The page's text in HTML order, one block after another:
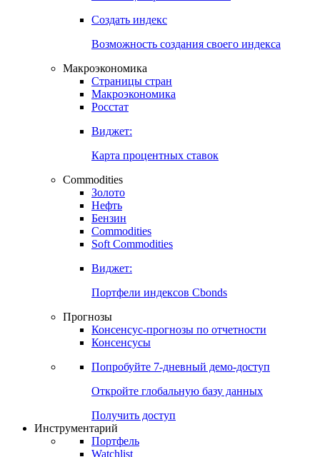
Курсы валют Центральных Банков
Ставки центральных банков
Создать индекс
Возможность создания своего индекса
Страницы стран
Росстат
Виджет:
Карта процентных ставок
Commodities
Золото
Бензин
Soft Commodities
Виджет:
Портфели индексов Cbonds
Прогнозы
Консенсусы
Попробуйте7-дневный
Откройте глобальную базу данных